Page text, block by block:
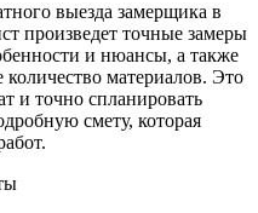
выезда замерщика в
произведет точные замеры
и нюансы, а также
материалов. Это
и точно спланировать
смету, которая